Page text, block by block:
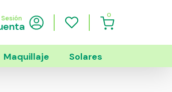
0
Maquillaje Solares